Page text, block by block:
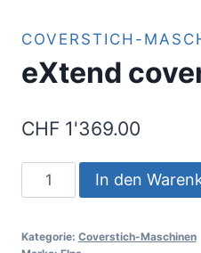
COVERSTICH-
eXtend
CHF1'369.00
eXtend
covermax
In den
Kategorie: Coverstich-Maschinen